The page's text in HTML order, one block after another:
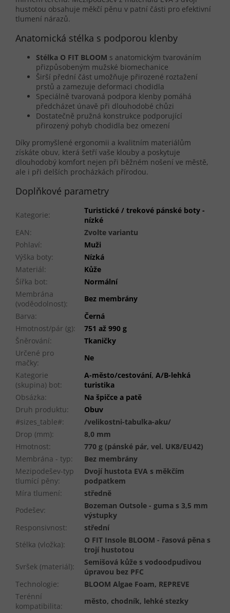
hustotou obsahuje měkčí pěnu v patní části pro efektivní
tlumení nárazů.
Anatomická stélka s podporou klenby
Stélka O FIT BLOOM s anatomickým tvarováním
přizpůsobeným mužské biomechanice
Širší přední část umožňuje přirozené roztažení
prstů a zamezuje deformaci chodidla
Speciálně tvarovaná podpora klenby pomáhá
předcházet únavě při dlouhodobé chůzi
Dostatečně pružná konstrukce podporující
přirozený pohyb chodidla bez omezení
Díky promyšlené ergonomii a kvalitním materiálům
získáte obuv, která šetří vaše klouby a poskytuje
dlouhodobý komfort nejen při běžném nošení ve městě,
ale i při delších procházkách přírodou.
Doplňkové parametry
Kategorie:
Turistické / trekové pánské boty -
nízké
EAN:
Zvolte variantu
Pohlaví:
Muži
Výška boty:
Nízká
Materiál:
Kůže
Šířka bot:
Normální
Membrána
(voděodolnost):
Bez membrány
Barva:
Černá
Hmotnost/pár (g):
751 až 990 g
Šněrování:
Tkaničky
Určené pro
mačky:
Ne
Kategorie
(skupina) bot:
A-město/cestování, A/B-lehká
turistika
Obsázka:
Na špičce a patě
Druh produktu:
Obuv
#sizes_table#:
/velikostni-tabulka-aku/
Drop (mm):
8,0 mm
Hmotnost:
770 g (pánské pár, vel. UK8/EU42)
Membrána - typ:
Bez membrány
Mezipodešev-typ
tlumící pěny:
Dvojí hustota EVA s měkčím
podpatkem
Míra tlumení:
středně
Podešev:
Bozeman Outsole - guma s 3,5 mm
výstupky
Responsivnost:
střední
Stélka (vložka):
O FIT Insole BLOOM - řasová pěna s
trojí hustotou
Svršek (materiál):
Semišová kůže s vodoodpudivou
úpravou bez PFC
Technologie:
BLOOM Algae Foam, REPREVE
Terénní
kompatibilita:
město, chodník, lehké stezky